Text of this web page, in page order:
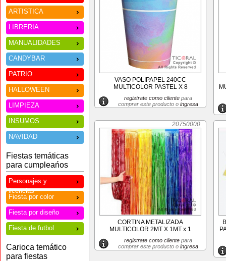
ARTISTICA
LIBRERIA
MANUALIDADES
CANDYBAR
PATRIO
HALLOWEEN
LIMPIEZA
INSUMOS
NAVIDAD
Fiestas temáticas
para cumpleańos
Personajes y
licencias
Fiesta por color
Fiesta por diseño
Fiesta de futbol
Carioca temático
para fiestas
VASO POLIPAPEL 240CC
MULTICOLOR PASTEL X 8
registrate como clientepara
comprar este producto o ingresa
20750000
CORTINA METALIZADA
MULTICOLOR 2MT X 1MT x 1
registrate como clientepara
comprar este producto o ingresa